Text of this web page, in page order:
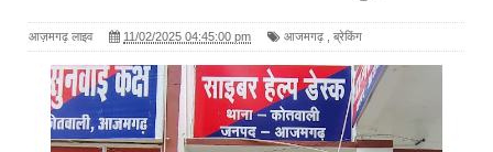
आज़मगढ़ लाइव 11/02/2025 04:45:00 pm आजमगढ़ ब्रेकिंग